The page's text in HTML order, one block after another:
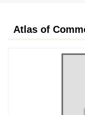
Atlas of